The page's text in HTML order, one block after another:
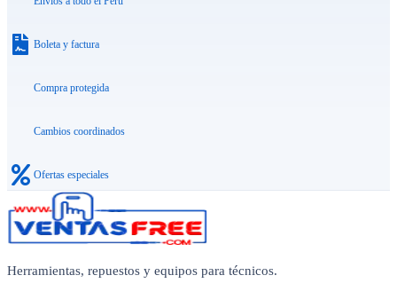
Boleta y factura
Compra protegida
Cambios coordinados
Ofertas especiales
Herramientas, repuestos y equipos para técnicos.